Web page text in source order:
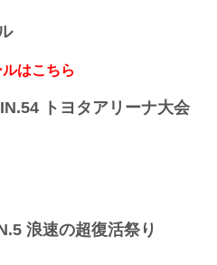
和3
合 ／村元友太郎 vs. BJ
太郎3
合 ／伊藤裕樹 vs. 宮城友一
）
結果詳細
MMAルール：5分 3R（54.0kg）
ン ファイティング フェデレーショ
す。
はこちら
トヨタアリーナ大会
浪速の超復活祭り